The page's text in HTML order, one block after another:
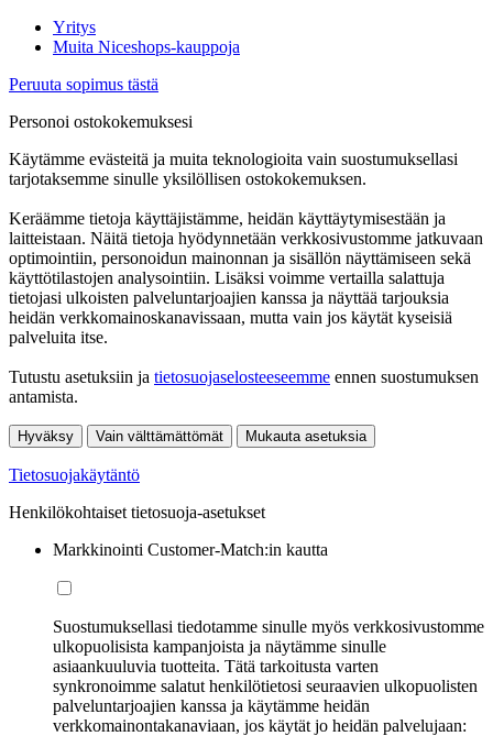
Yritys
Muita Niceshops-kauppoja
Peruuta sopimus tästä
Personoi ostokokemuksesi
Käytämme evästeitä ja muita teknologioita vain suostumuksellasi
tarjotaksemme sinulle yksilöllisen ostokokemuksen.
Keräämme tietoja käyttäjistämme, heidän käyttäytymisestään ja
laitteistaan. Näitä tietoja hyödynnetään verkkosivustomme jatkuvaan
optimointiin, personoidun mainonnan ja sisällön näyttämiseen sekä
käyttötilastojen analysointiin. Lisäksi voimme vertailla salattuja
tietojasi ulkoisten palveluntarjoajien kanssa ja näyttää tarjouksia
heidän verkkomainoskanavissaan, mutta vain jos käytät kyseisiä
palveluita itse.
Tutustu asetuksiin ja tietosuojaselosteeseemme ennen suostumuksen
antamista.
Hyväksy Vain välttämättömät Mukauta asetuksia
Tietosuojakäytäntö
Henkilökohtaiset tietosuoja-asetukset
Markkinointi Customer-Match:in kautta
Suostumuksellasi tiedotamme sinulle myös verkkosivustomme
ulkopuolisista kampanjoista ja näytämme sinulle
asiaankuuluvia tuotteita. Tätä tarkoitusta varten
synkronoimme salatut henkilötietosi seuraavien ulkopuolisten
palveluntarjoajien kanssa ja käytämme heidän
verkkomainontakanaviaan, jos käytät jo heidän palvelujaan: